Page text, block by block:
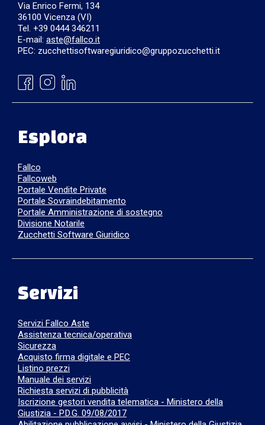
Via Enrico Fermi, 134
36100 Vicenza (VI)
Tel. +39 0444 346211
E-mail: aste@fallco.it
PEC: zucchettisoftwaregiuridico@gruppozucchetti.it
Esplora
Fallco
Fallcoweb
Portale Vendite Private
Portale Sovraindebitamento
Portale Amministrazione di sostegno
Divisione Notarile
Zucchetti Software Giuridico
Servizi
Servizi Fallco Aste
Assistenza tecnica/operativa
Sicurezza
Acquisto firma digitale e PEC
Listino prezzi
Manuale dei servizi
Richiesta servizi di pubblicità
Iscrizione gestori vendita telematica - Ministero della
Giustizia - P.D.G. 09/08/2017